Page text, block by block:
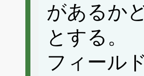
があるか
とする。
フィール